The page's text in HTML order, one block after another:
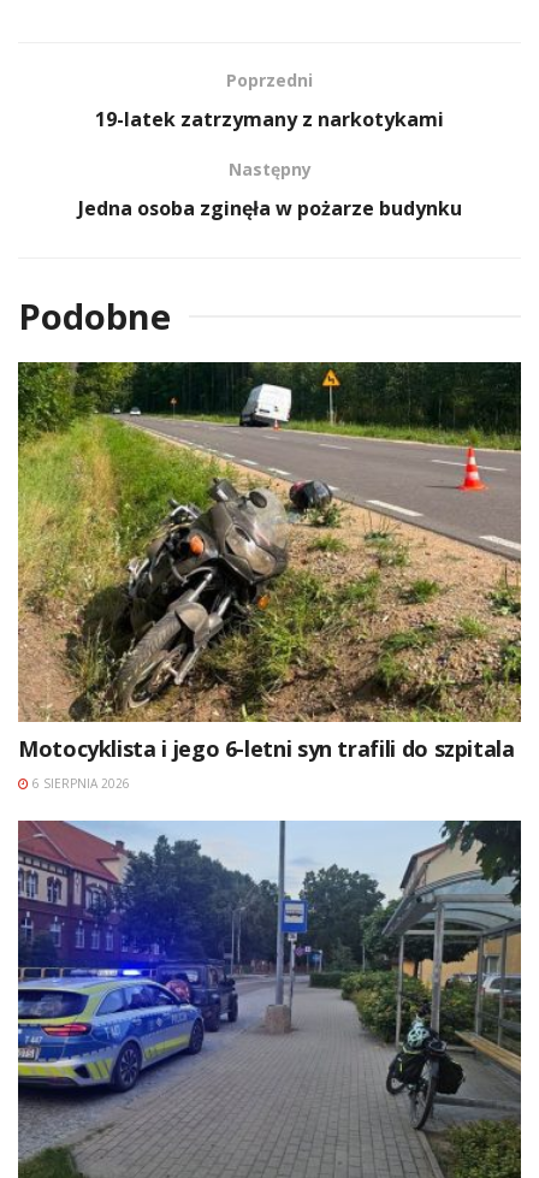
Poprzedni
19-latek zatrzymany z narkotykami
Następny
Jedna osoba zginęła w pożarze budynku
Podobne
Motocyklista i jego 6-letni syn trafili do szpitala
6 SIERPNIA 2026